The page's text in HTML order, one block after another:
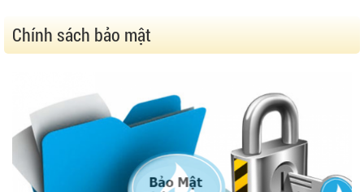
Chính sách bảo mật